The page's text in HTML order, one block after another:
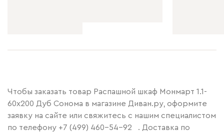
Чтобы заказать товар Распашной шкаф Монмарт 1.1-
60x200 Дуб Сонома в магазине Диван.ру, оформите
заявку на сайте или свяжитесь с нашим специалистом
по телефону +7 (499) 460-54-92
. Доставка по